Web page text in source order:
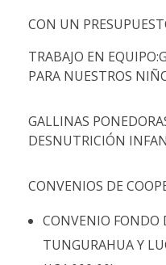
CON UN
TRABAJO EN
PARA NUESTROS
GALLINAS
DESNUTRICIÓN
CONVENIOS DE
CONVENIO FONDO
TUNGURAHUA Y